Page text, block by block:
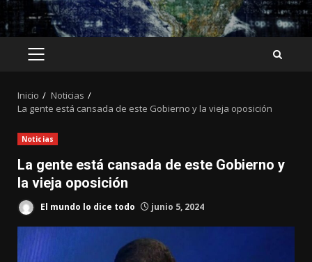
MENÚ
Inicio
Noticias
La gente está cansada de este Gobierno y la vieja oposición
Noticias
La gente está cansada de este Gobierno y
la vieja oposición
El mundo lo dice todo junio 5, 2024